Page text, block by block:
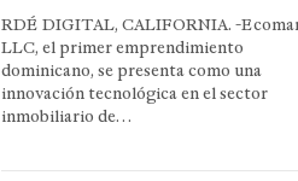
RDÉ DIGITAL, CALIFORNIA. -
LLC, el primer emprendimiento
dominicano, se presenta como una
innovación tecnológica en el sector
inmobiliario de…